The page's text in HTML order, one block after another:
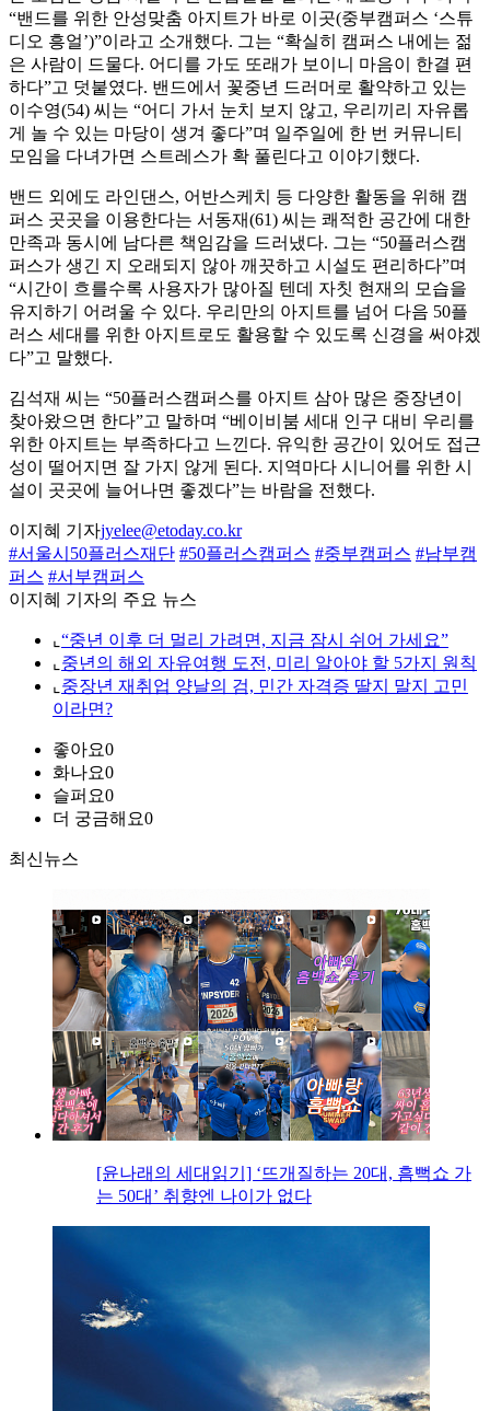
“밴드를 위한 안성맞춤 아지트가 바로 이곳(중부캠퍼스 ‘스튜
디오 흥얼’)”이라고 소개했다. 그는 “확실히 캠퍼스 내에는 젊
은 사람이 드물다. 어디를 가도 또래가 보이니 마음이 한결 편
하다”고 덧붙였다. 밴드에서 꽃중년 드러머로 활약하고 있는
이수영(54) 씨는 “어디 가서 눈치 보지 않고, 우리끼리 자유롭
게 놀 수 있는 마당이 생겨 좋다”며 일주일에 한 번 커뮤니티
모임을 다녀가면 스트레스가 확 풀린다고 이야기했다.
밴드 외에도 라인댄스, 어반스케치 등 다양한 활동을 위해 캠
퍼스 곳곳을 이용한다는 서동재(61) 씨는 쾌적한 공간에 대한
만족과 동시에 남다른 책임감을 드러냈다. 그는 “50플러스캠
퍼스가 생긴 지 오래되지 않아 깨끗하고 시설도 편리하다”며
“시간이 흐를수록 사용자가 많아질 텐데 자칫 현재의 모습을
유지하기 어려울 수 있다. 우리만의 아지트를 넘어 다음 50플
러스 세대를 위한 아지트로도 활용할 수 있도록 신경을 써야겠
다”고 말했다.
김석재 씨는 “50플러스캠퍼스를 아지트 삼아 많은 중장년이
찾아왔으면 한다”고 말하며 “베이비붐 세대 인구 대비 우리를
위한 아지트는 부족하다고 느낀다. 유익한 공간이 있어도 접근
성이 떨어지면 잘 가지 않게 된다. 지역마다 시니어를 위한 시
설이 곳곳에 늘어나면 좋겠다”는 바람을 전했다.
이지혜 기자jyelee@etoday.co.kr
#서울시50플러스재단 #50플러스캠퍼스 #중부캠퍼스 #남부캠
퍼스 #서부캠퍼스
이지혜 기자의 주요 뉴스
⌞ “중년 이후 더 멀리 가려면, 지금 잠시 쉬어 가세요”
⌞ 중년의 해외 자유여행 도전, 미리 알아야 할 5가지 원칙
⌞ 중장년 재취업 양날의 검, 민간 자격증 딸지 말지 고민
이라면?
좋아요0
화나요0
슬퍼요0
더 궁금해요0
최신뉴스
[윤나래의 세대읽기] ‘뜨개질하는 20대, 흠뻑쇼 가
는 50대’ 취향엔 나이가 없다